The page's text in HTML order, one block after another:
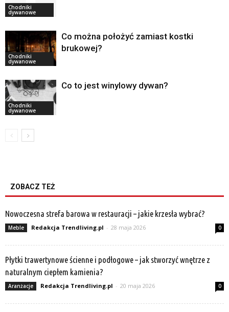
Chodniki
dywanowe
Chodniki
dywanowe
Co można położyć zamiast kostki
brukowej?
Chodniki
dywanowe
Co to jest winylowy dywan?
ZOBACZ TEŻ
Nowoczesna strefa barowa w restauracji – jakie krzesła wybrać?
Meble Redakcja Trendliving.pl - 28 maja 2026 0
Płytki trawertynowe ścienne i podłogowe – jak stworzyć wnętrze z
naturalnym ciepłem kamienia?
Aranżacje Redakcja Trendliving.pl - 20 maja 2026 0